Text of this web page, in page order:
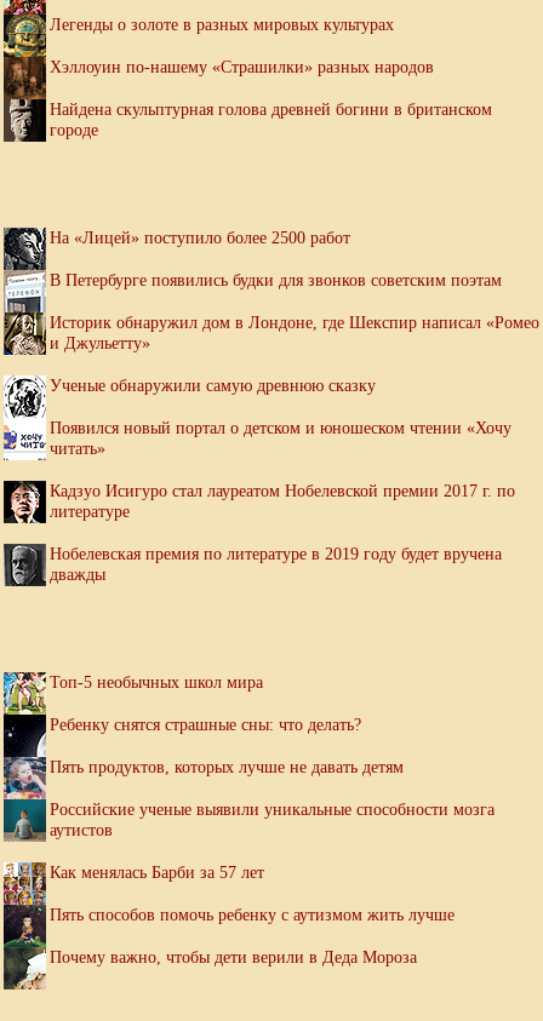
Легенды о золоте в разных мировых культурах
Хэллоуин по-нашему «Страшилки» разных народов
Найдена скульптурная голова древней богини в британском
городе
На «Лицей» поступило более 2500 работ
В Петербурге появились будки для звонков советским поэтам
Историк обнаружил дом в Лондоне, где Шекспир написал «Ромео
и Джульетту»
Ученые обнаружили самую древнюю сказку
Появился новый портал о детском и юношеском чтении «Хочу
читать»
Кадзуо Исигуро стал лауреатом Нобелевской премии 2017 г. по
литературе
Нобелевская премия по литературе в 2019 году будет вручена
дважды
Топ-5 необычных школ мира
Ребенку снятся страшные сны: что делать?
Пять продуктов, которых лучше не давать детям
Российские ученые выявили уникальные способности мозга
аутистов
Как менялась Барби за 57 лет
Пять способов помочь ребенку с аутизмом жить лучше
Почему важно, чтобы дети верили в Деда Мороза